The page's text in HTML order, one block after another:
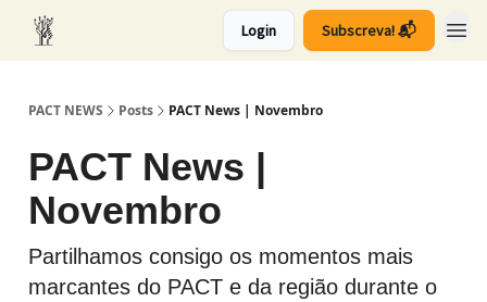
Login Subscreva! 📬
PACT NEWS Posts PACT News | Novembro
PACT News |
Novembro
Partilhamos consigo os momentos mais
marcantes do PACT e da região durante o